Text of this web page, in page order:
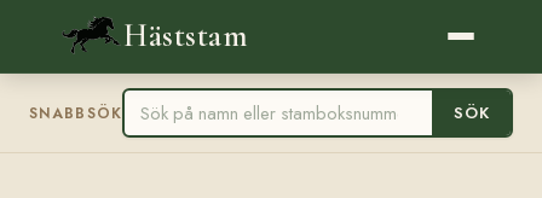
Häststam
SNABBSÖK SÖK